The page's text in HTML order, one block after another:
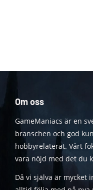
Om oss
GameManiacs är en
branschen och god
hobbyrelaterat. Vårt
vara nöjd med det du
Då vi själva är mycket